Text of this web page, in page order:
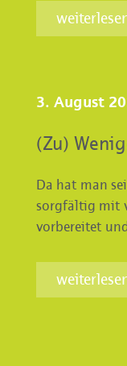
3. August
(Zu)
Da hat man
sorgfältig mit
vorbereitet